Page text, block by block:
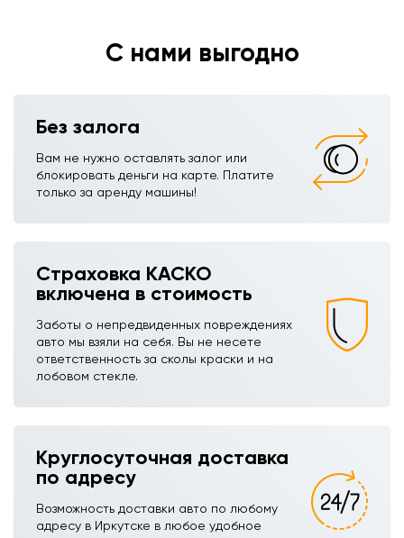
С нами выгодно
Без залога
Вам не нужно оставлять залог или
блокировать деньги на карте. Платите
только за аренду машины!
Страховка КАСКО
включена в стоимость
Заботы о непредвиденных повреждениях
авто мы взяли на себя. Вы не несете
ответственность за сколы краски и на
лобовом стекле.
Круглосуточная доставка
по адресу
Возможность доставки авто по любому
адресу в Иркутске в любое удобное